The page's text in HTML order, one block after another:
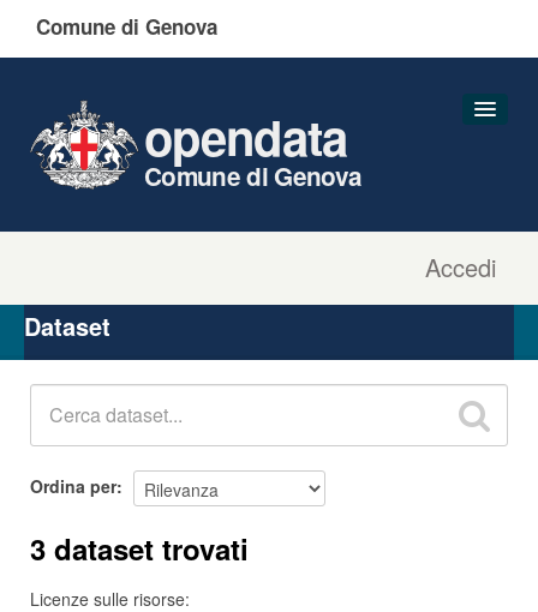
Comune di Genova
Accedi
opendata
Comune di Genova
Organizzazioni
Gruppi
Dataset
Ordina per
3 dataset trovati
Licenze sulle risorse: